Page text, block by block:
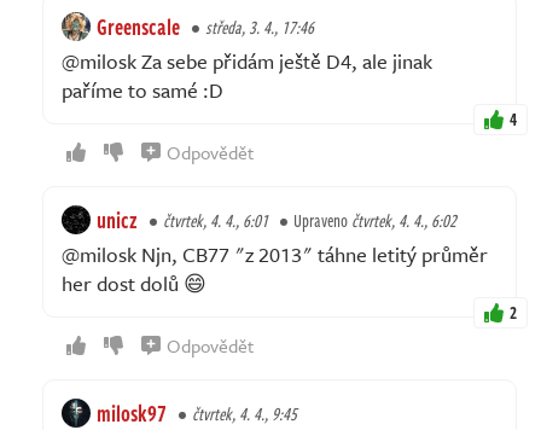
Greenscale středa, 3. 4., 17:46
@milosk Za sebe přidám ještě D4, ale jinak
paříme to samé :D
4
Odpovědět
unicz čtvrtek, 4. 4., 6:01 Upravenočtvrtek, 4. 4., 6:02
@milosk Njn, CB77 "z 2013" táhne letitý průměr
her dost dolů 😄
2
Odpovědět
milosk97 čtvrtek, 4. 4., 9:45